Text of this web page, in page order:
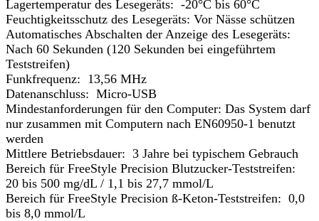
Lagertemperatur des Lesegeräts: -20°C bis 60°C
Feuchtigkeitsschutz des Lesegeräts: Vor Nässe schützen
Automatisches Abschalten der Anzeige des Lesegeräts:
Nach 60 Sekunden (120 Sekunden bei eingeführtem
Teststreifen)
Funkfrequenz: 13,56 MHz
Datenanschluss: Micro-USB
Mindestanforderungen für den Computer: Das System darf
nur zusammen mit Computern nach EN60950-1 benutzt
werden
Mittlere Betriebsdauer: 3 Jahre bei typischem Gebrauch
Bereich für FreeStyle Precision Blutzucker-Teststreifen:
20 bis 500 mg/dL / 1,1 bis 27,7 mmol/L
Bereich für FreeStyle Precision ß-Keton-Teststreifen: 0,0
bis 8,0 mmol/L